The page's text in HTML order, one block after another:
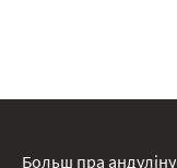
Больш пра андуліну